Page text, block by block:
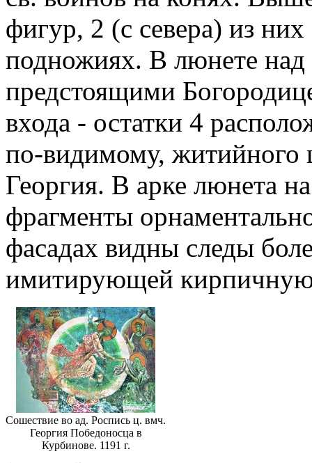
фигур, 2 (с севера) из
подножиях. В люнете
предстоящими
входа - остатки 4
по-видимому, житийного
Георгия. В арке люнета
фрагменты
фасадах видны следы
имитирующей кирпичную
Сошествие во ад. Роспись ц. вмч.
Георгия Победоносца в
Курбинове. 1191 г.